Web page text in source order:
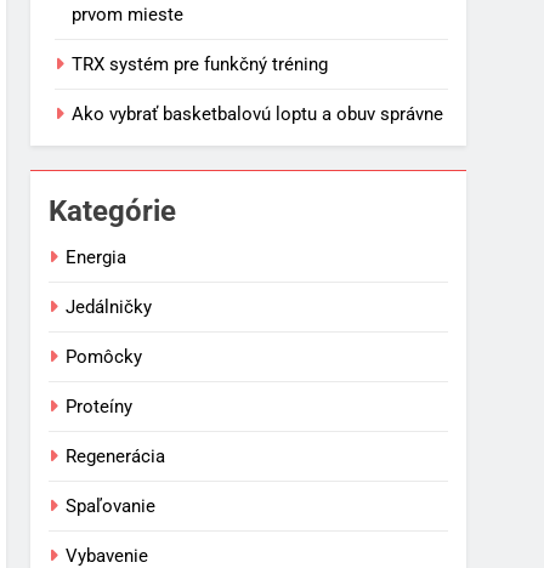
prvom mieste
TRX systém pre funkčný tréning
Ako vybrať basketbalovú loptu a obuv správne
Kategórie
Energia
Jedálničky
Pomôcky
Proteíny
Regenerácia
Spaľovanie
Vybavenie